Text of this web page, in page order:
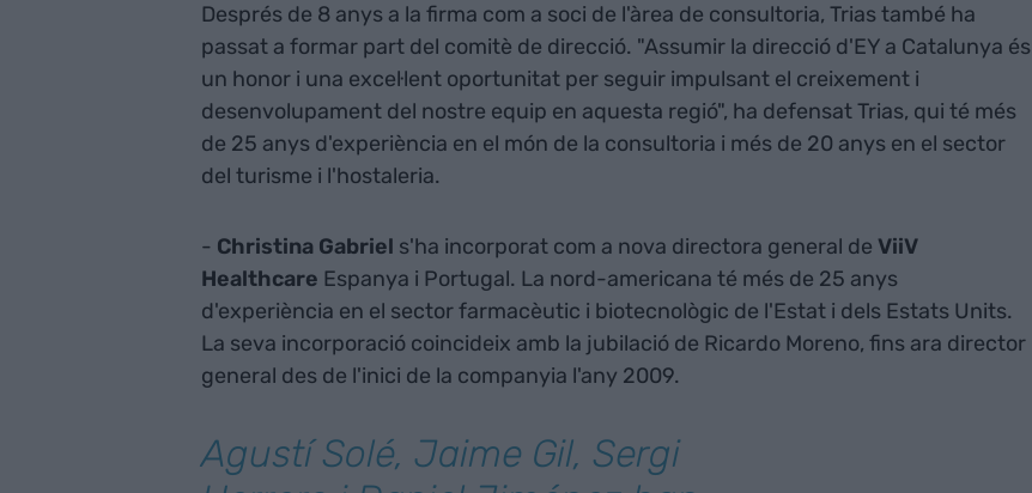
Després de 8 anys a la firma com a soci de l'àrea de consultoria, Trias també ha
passat a formar part del comitè de direcció. "Assumir la direcció d'EY a Catalunya és
un honor i una excel·lent oportunitat per seguir impulsant el creixement i
desenvolupament del nostre equip en aquesta regió", ha defensat Trias, qui té més
de 25 anys d'experiència en el món de la consultoria i més de 20 anys en el sector
del turisme i l'hostaleria.
- Christina Gabriel s'ha incorporat com a nova directora general de ViiV
Healthcare Espanya i Portugal. La nord-americana té més de 25 anys
d'experiència en el sector farmacèutic i biotecnològic de l'Estat i dels Estats Units.
La seva incorporació coincideix amb la jubilació de Ricardo Moreno, fins ara director
general des de l'inici de la companyia l'any 2009.
Agustí Solé, Jaime Gil, Sergi